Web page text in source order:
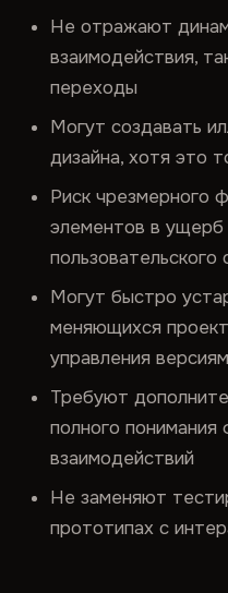
Не отражают
взаимодействия,
переходы
Могут создавать
дизайна, хотя это
Риск чрезмерного
элементов в ущерб
пользовательского
Могут быстро
меняющихся
управления
Требуют
полного понимания
взаимодействий
Не заменяют
прототипах с